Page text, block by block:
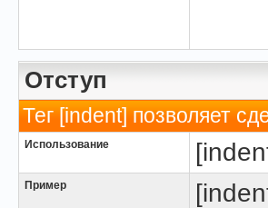
Отступ
Тег [indent] позволяет
Использование
Пример